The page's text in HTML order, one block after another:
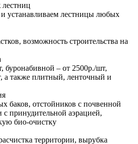
и устанавливаем лестницы любых
возможность строительства на
буронабивной – от 2500р./шт,
а также плитный, ленточный и
баков, отстойников с почвенной
с принудительной аэрацией,
био-очистку
территории, вырубка